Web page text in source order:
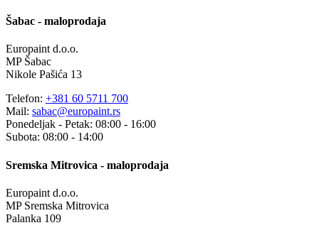
Šabac - maloprodaja
Europaint d.o.o.
MP Šabac
Nikole Pašića 13
Telefon: +381 60 5711 700
Mail: sabac@europaint.rs
Ponedeljak - Petak: 08:00 - 16:00
Subota: 08:00 - 14:00
Sremska Mitrovica - maloprodaja
Europaint d.o.o.
MP Sremska Mitrovica
Palanka 109